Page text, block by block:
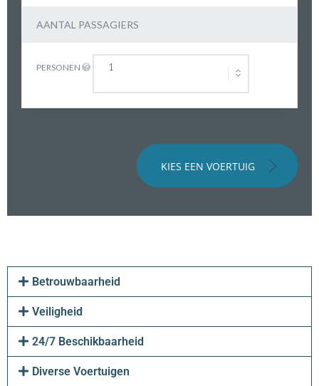
AANTAL PASSAGIERS
PERSONEN
KIES EEN VOERTUIG
Betrouwbaarheid
Veiligheid
24/7 Beschikbaarheid
Diverse Voertuigen